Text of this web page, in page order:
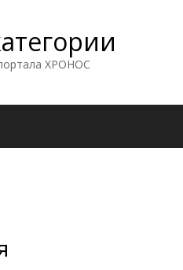
ХРОНОС